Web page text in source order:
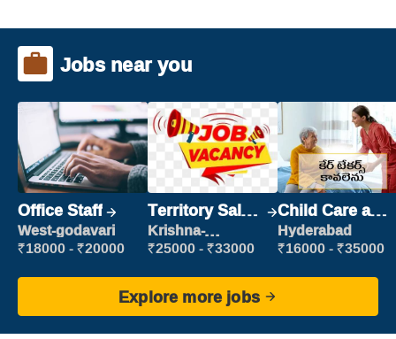
Jobs near you
Office Staff
West-godavari
₹18000 - ₹20000
Territory Sales
Manager
Krishna-
vijayawada
₹25000 - ₹33000
Child Care and
Patient care
Hyderabad
₹16000 - ₹35000
Explore more jobs